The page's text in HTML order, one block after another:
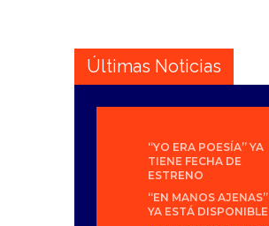
Últimas Noticias
“YO ERA POESÍA” YA
TIENE FECHA DE
ESTRENO
“EN MANOS AJENAS”
YA ESTÁ DISPONIBLE